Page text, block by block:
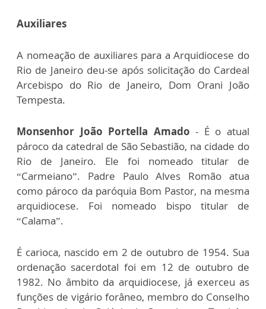
Auxiliares
A nomeação de auxiliares para a Arquidiocese do
Rio de Janeiro deu-se após solicitação do Cardeal
Arcebispo do Rio de Janeiro, Dom Orani João
Tempesta.
Monsenhor João Portella Amado - É o atual
pároco da catedral de São Sebastião, na cidade do
Rio de Janeiro. Ele foi nomeado titular de
“Carmeiano”. Padre Paulo Alves Romão atua
como pároco da paróquia Bom Pastor, na mesma
arquidiocese. Foi nomeado bispo titular de
“Calama”.
É carioca, nascido em 2 de outubro de 1954. Sua
ordenação sacerdotal foi em 12 de outubro de
1982. No âmbito da arquidiocese, já exerceu as
funções de vigário forâneo, membro do Conselho